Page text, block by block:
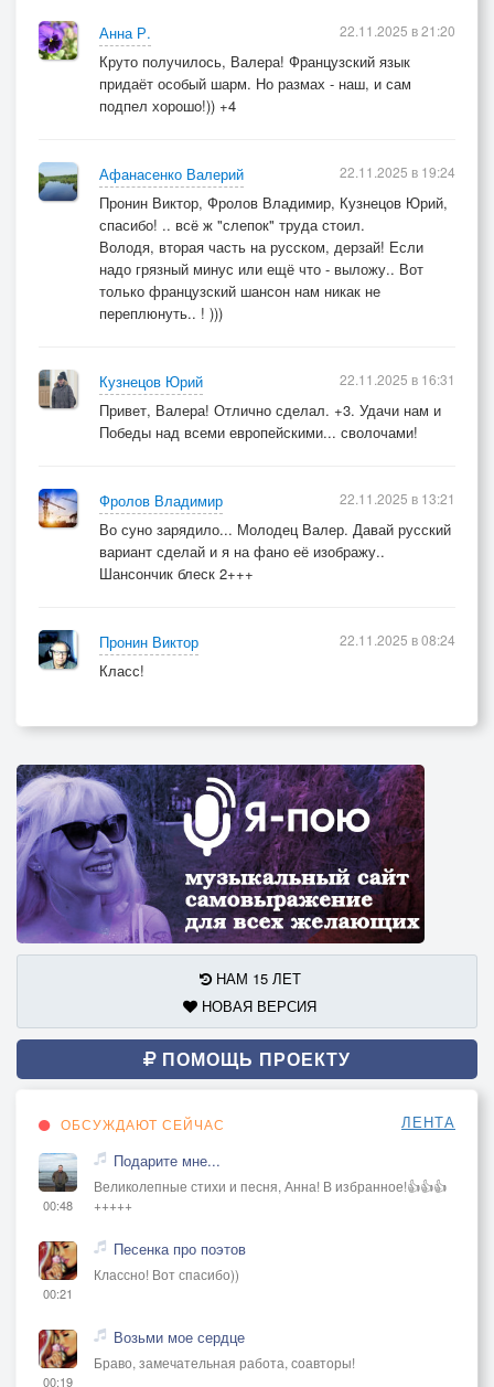
Анна Р.
Круто получилось, Валера! Французский язык
придаёт особый шарм. Но размах - наш, и сам
подпел хорошо!)) +4
22.11.2025 в 21:20
Афанасенко Валерий
Пронин Виктор, Фролов Владимир, Кузнецов Юрий,
спасибо! .. всё ж "слепок" труда стоил.
Володя, вторая часть на русском, дерзай! Если
надо грязный минус или ещё что - выложу.. Вот
только французский шансон нам никак не
переплюнуть.. ! )))
22.11.2025 в 19:24
Кузнецов Юрий
Привет, Валера! Отлично сделал. +3. Удачи нам и
Победы над всеми европейскими... сволочами!
22.11.2025 в 16:31
Фролов Владимир
Во суно зарядило... Молодец Валер. Давай русский
вариант сделай и я на фано её изображу..
Шансончик блеск 2+++
22.11.2025 в 13:21
Пронин Виктор
Класс!
22.11.2025 в 08:24
НАМ 15 ЛЕТ
НОВАЯ ВЕРСИЯ
ПОМОЩЬ ПРОЕКТУ
ОБСУЖДАЮТ СЕЙЧАС ЛЕНТА
00:48
Подарите мне...
Великолепные стихи и песня, Анна! В избранное!👍👍👍
+++++
00:21
Песенка про поэтов
Классно! Вот спасибо))
00:19
Возьми мое сердце
Браво, замечательная работа, соавторы!